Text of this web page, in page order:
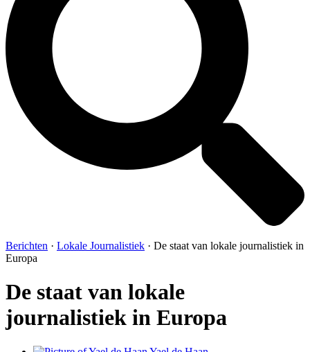
Berichten · Lokale Journalistiek · De staat van lokale journalistiek in
Europa
De staat van lokale
journalistiek in Europa